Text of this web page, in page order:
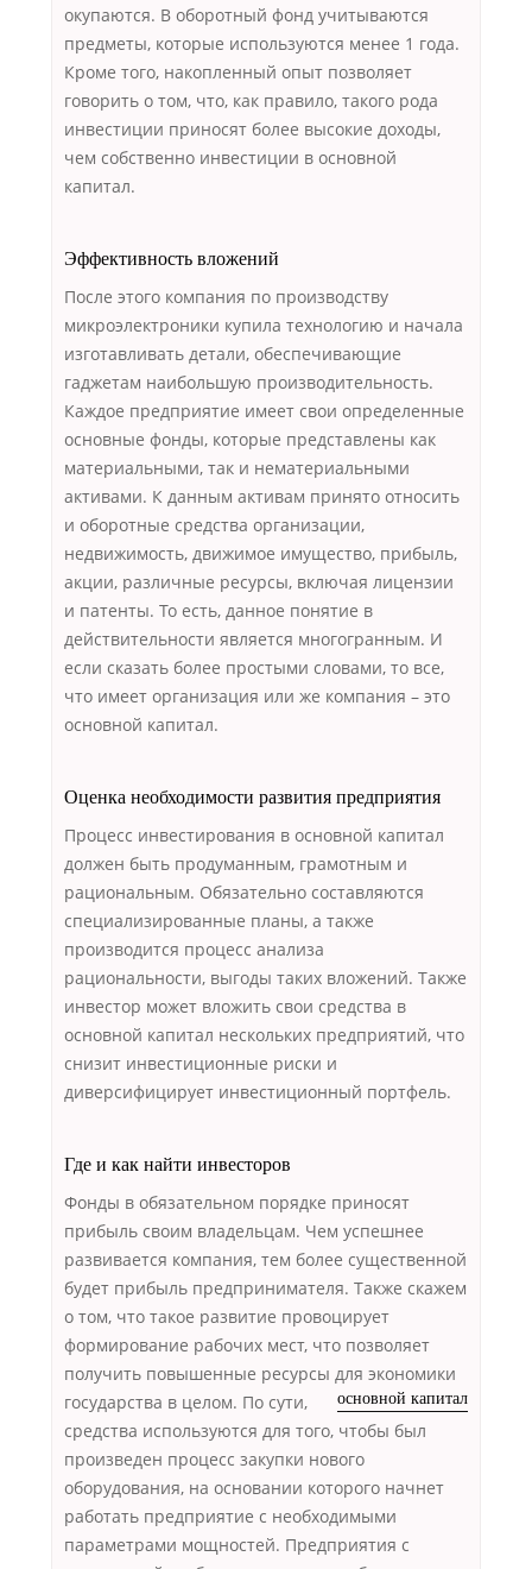
окупаются. В оборотный фонд учитываются
предметы, которые используются менее 1 года.
Кроме того, накопленный опыт позволяет
говорить о том, что, как правило, такого рода
инвестиции приносят более высокие доходы,
чем собственно инвестиции в основной
капитал.
Эффективность вложений
После этого компания по производству
микроэлектроники купила технологию и начала
изготавливать детали, обеспечивающие
гаджетам наибольшую производительность.
Каждое предприятие имеет свои определенные
основные фонды, которые представлены как
материальными, так и нематериальными
активами. К данным активам принято относить
и оборотные средства организации,
недвижимость, движимое имущество, прибыль,
акции, различные ресурсы, включая лицензии
и патенты. То есть, данное понятие в
действительности является многогранным. И
если сказать более простыми словами, то все,
что имеет организация или же компания – это
основной капитал.
Оценка необходимости развития предприятия
Процесс инвестирования в основной капитал
должен быть продуманным, грамотным и
рациональным. Обязательно составляются
специализированные планы, а также
производится процесс анализа
рациональности, выгоды таких вложений. Также
инвестор может вложить свои средства в
основной капитал нескольких предприятий, что
снизит инвестиционные риски и
диверсифицирует инвестиционный портфель.
Где и как найти инвесторов
Фонды в обязательном порядке приносят
прибыль своим владельцам. Чем успешнее
развивается компания, тем более существенной
будет прибыль предпринимателя. Также скажем
о том, что такое развитие провоцирует
формирование рабочих мест, что позволяет
получить повышенные ресурсы для экономики
государства в целом.
основной капитал
По сути,
средства используются для того, чтобы был
произведен процесс закупки нового
оборудования, на основании которого начнет
работать предприятие с необходимыми
параметрами мощностей. Предприятия с